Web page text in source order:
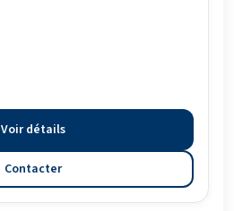
Voir détails
Contacter